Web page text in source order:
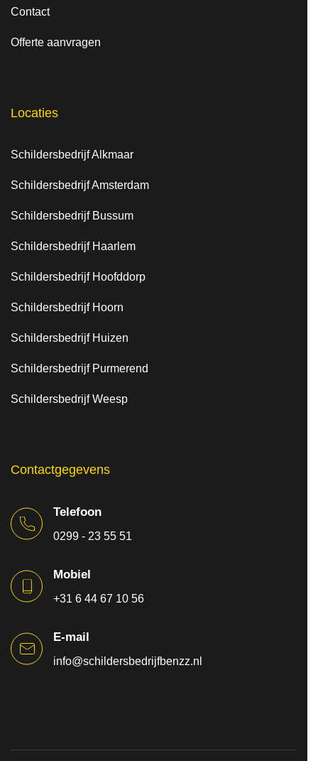
Contact
Offerte aanvragen
Locaties
Schildersbedrijf Alkmaar
Schildersbedrijf Amsterdam
Schildersbedrijf Bussum
Schildersbedrijf Haarlem
Schildersbedrijf Hoofddorp
Schildersbedrijf Hoorn
Schildersbedrijf Huizen
Schildersbedrijf Purmerend
Schildersbedrijf Weesp
Contactgegevens
Telefoon
0299 - 23 55 51
Mobiel
+31 6 44 67 10 56
E-mail
info@schildersbedrijfbenzz.nl